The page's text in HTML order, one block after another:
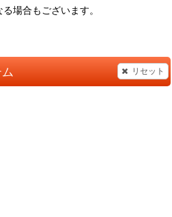
場合もございます。
リセット